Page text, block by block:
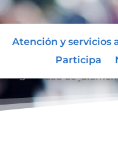
Atención y servicios
Participa
la gravedad de